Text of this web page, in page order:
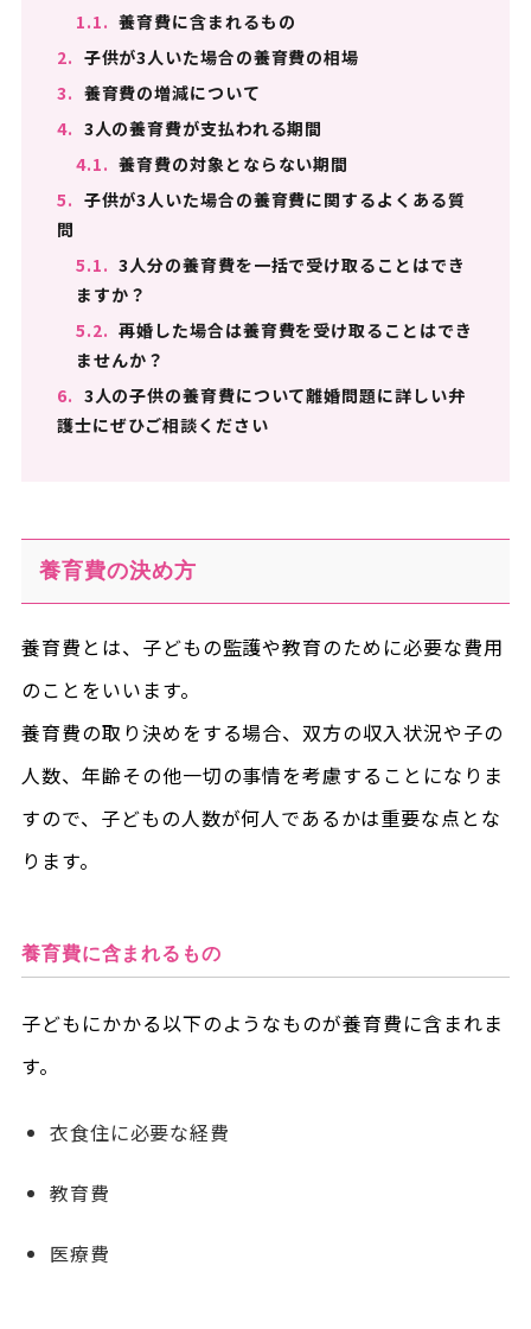
1.1. 養育費に含まれるもの
2. 子供が3人いた場合の養育費の相場
3. 養育費の増減について
4. 3人の養育費が支払われる期間
4.1. 養育費の対象とならない期間
5. 子供が3人いた場合の養育費に関するよくある質
問
5.1. 3人分の養育費を一括で受け取ることはでき
ますか？
5.2. 再婚した場合は養育費を受け取ることはでき
ませんか？
6. 3人の子供の養育費について離婚問題に詳しい弁
護士にぜひご相談ください
養育費の決め方
養育費とは、子どもの監護や教育のために必要な費用
のことをいいます。
養育費の取り決めをする場合、双方の収入状況や子の
人数、年齢その他一切の事情を考慮することになりま
すので、子どもの人数が何人であるかは重要な点とな
ります。
養育費に含まれるもの
子どもにかかる以下のようなものが養育費に含まれま
す。
衣食住に必要な経費
教育費
医療費